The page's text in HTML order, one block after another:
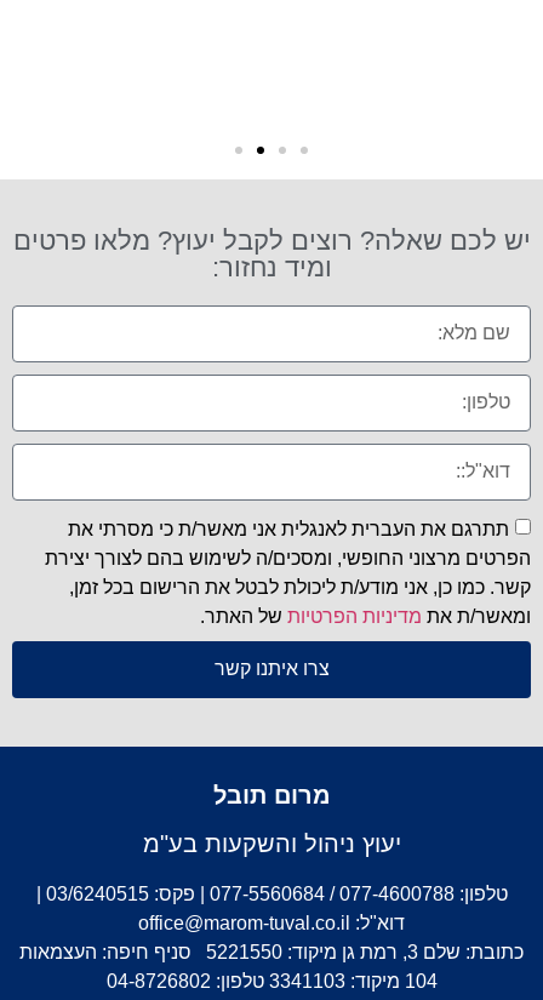
יש לכם שאלה? רוצים לקבל יעוץ? מלאו פרטים
ומיד נחזור:
תתרגם את העברית לאנגלית אני מאשר/ת כי מסרתי את
הפרטים מרצוני החופשי, ומסכים/ה לשימוש בהם לצורך יצירת
קשר. כמו כן, אני מודע/ת ליכולת לבטל את הרישום בכל זמן,
ומאשר/ת את מדיניות הפרטיות של האתר.
צרו איתנו קשר
מרום תובל
יעוץ ניהול והשקעות בע"מ
דוא"ל: office@marom-tuval.co.il
כתובת: שלם 3, רמת גן מיקוד: 5221550 סניף חיפה: העצמאות
104 מיקוד: 3341103 טלפון: 04-8726802